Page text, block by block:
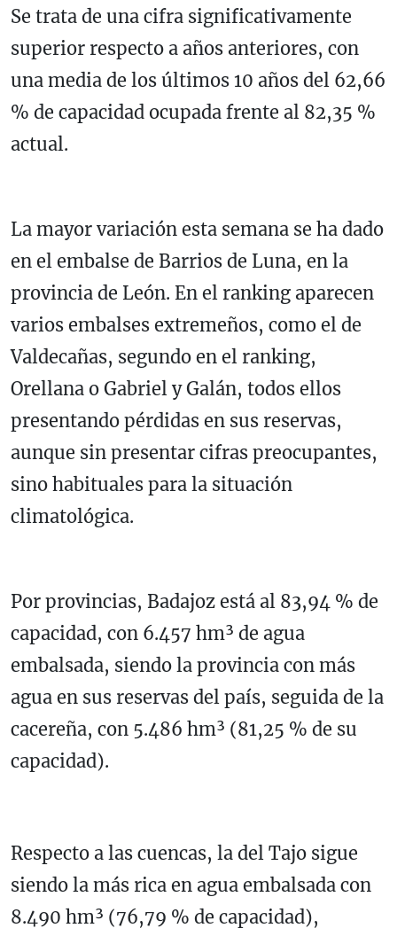
Se trata de una cifra significativamente
superior respecto a años anteriores, con
una media de los últimos 10 años del 62,66
% de capacidad ocupada frente al 82,35 %
actual.
La mayor variación esta semana se ha dado
en el embalse de Barrios de Luna, en la
provincia de León. En el ranking aparecen
varios embalses extremeños, como el de
Valdecañas, segundo en el ranking,
Orellana o Gabriel y Galán, todos ellos
presentando pérdidas en sus reservas,
aunque sin presentar cifras preocupantes,
sino habituales para la situación
climatológica.
Por provincias, Badajoz está al 83,94 % de
capacidad, con 6.457 hm³ de agua
embalsada, siendo la provincia con más
agua en sus reservas del país, seguida de la
cacereña, con 5.486 hm³ (81,25 % de su
capacidad).
Respecto a las cuencas, la del Tajo sigue
siendo la más rica en agua embalsada con
8.490 hm³ (76,79 % de capacidad),